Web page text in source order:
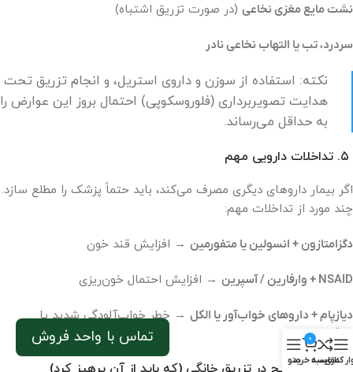
نشت مایع مغزی نخاعی (در صورت تزریق اشتباه)
سردرد، تب یا التهاب نخاعی نادر
نکته: استفاده از سوزن و داروی استریل، و انجام تزریق تحت
هدایت تصویربرداری (فلوروسکوپی) احتمال بروز این عوارض را
به حداقل می‌رساند.
اگر بیمار داروهای دیگری مصرف می‌کند، باید حتماً پزشک را مطلع سازد.
چند مورد از تداخلات مهم:
دگزامتازون + انسولین یا متفورمین → افزایش قند خون
NSAID + وارفارین / آسپرین → افزایش احتمال خون‌ریزی
دیازپام + داروهای خواب‌آور یا الکل → خطر خواب‌آلودگی شدید یا
سرگیجه
کناری
مقایسه
0
سبد خریدمنو
تماس با واحد فروش